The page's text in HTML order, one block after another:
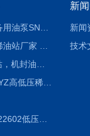
磨机用GXYZ高低压稀油站，静压油润滑系统
ZNYB01022602低压螺杆泵
新
新闻
技术